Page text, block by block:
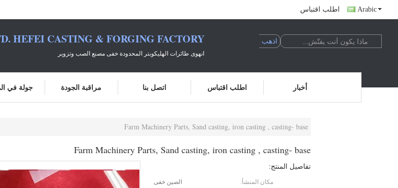
اطلب اقتباس Arabic
HEFEI CASTING & FORGING FACTORY
انهوى طائرات الهليكوبتر المحدودة خفى مصنع الصب وتزوير
جولة في مراقبة الجودة اتصل بنا اطلب اقتباس أخبار
Farm Machinery Parts, Sand casting, iron casting , casting- base
Farm Machinery Parts, Sand casting, iron casting , casting- base
تفاصيل المنتج:
مكان المنشأ: الصين خفى